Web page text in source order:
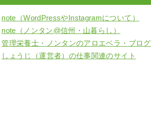
note（WordPressやInstagramについて）
note（ノンタン@信州・山暮らし）
管理栄養士・ノンタンのアロエベラ・ブログ
しょうじ（運営者）の仕事関連のサイト